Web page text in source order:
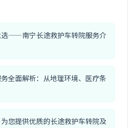
选——南宁长途救护车转院服务介
全面解析：从地理环境、医疗条
您提供优质的长途救护车转院及